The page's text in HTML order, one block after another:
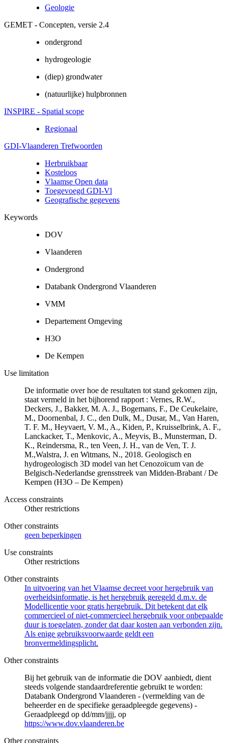
Geologie
GEMET - Concepten, versie 2.4
ondergrond
hydrogeologie
(diep) grondwater
(natuurlijke) hulpbronnen
INSPIRE - Spatial scope
Regionaal
GDI-Vlaanderen Trefwoorden
Herbruikbaar
Kosteloos
Vlaamse Open data
Toegevoegd GDI-Vl
Geografische gegevens
Keywords
DOV
Vlaanderen
Ondergrond
Databank Ondergrond Vlaanderen
VMM
Departement Omgeving
H3O
De Kempen
Use limitation
De informatie over hoe de resultaten tot stand gekomen zijn,
staat vermeld in het bijhorend rapport : Vernes, R.W.,
Deckers, J., Bakker, M. A. J., Bogemans, F., De Ceukelaire,
M., Doornenbal, J. C., den Dulk, M., Dusar, M., Van Haren,
T. F. M., Heyvaert, V. M., A., Kiden, P., Kruisselbrink, A. F.,
Lanckacker, T., Menkovic, A., Meyvis, B., Munsterman, D.
K., Reindersma, R., ten Veen, J. H., van de Ven, T. J.
M.,Walstra, J. en Witmans, N., 2018. Geologisch en
hydrogeologisch 3D model van het Cenozoïcum van de
Belgisch-Nederlandse grensstreek van Midden-Brabant / De
Kempen (H3O – De Kempen)
Access constraints
Other restrictions
Other constraints
geen beperkingen
Use constraints
Other restrictions
Other constraints
In uitvoering van het Vlaamse decreet voor hergebruik van
overheidsinformatie, is het hergebruik geregeld d.m.v. de
Modellicentie voor gratis hergebruik. Dit betekent dat elk
commercieel of niet-commercieel hergebruik voor onbepaalde
duur is toegelaten, zonder dat daar kosten aan verbonden zijn.
Als enige gebruiksvoorwaarde geldt een
bronvermeldingsplicht.
Other constraints
Bij het gebruik van de informatie die DOV aanbiedt, dient
steeds volgende standaardreferentie gebruikt te worden:
Databank Ondergrond Vlaanderen - (vermelding van de
beheerder en de specifieke geraadpleegde gegevens) -
Geraadpleegd op dd/mm/jjjj, op
https://www.dov.vlaanderen.be
Other constraints